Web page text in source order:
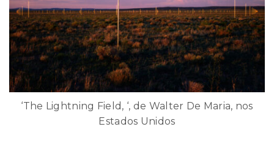
‘The Lightning Field, ‘, de Walter De Maria, nos
Estados Unidos